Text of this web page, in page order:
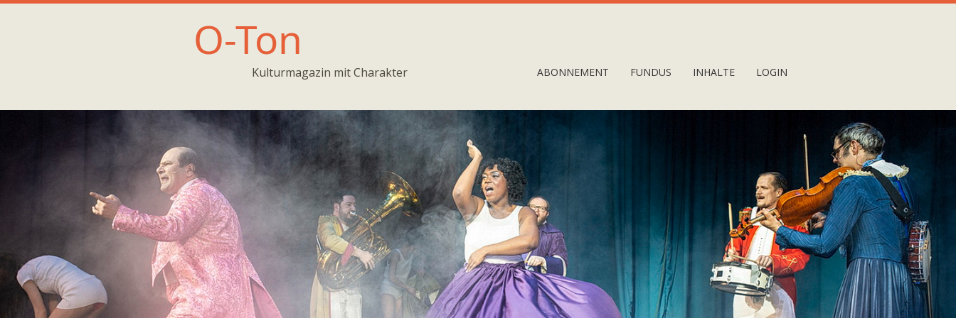
O-Ton
Kulturmagazin mit Charakter ABONNEMENT FUNDUS INHALTE LOGIN